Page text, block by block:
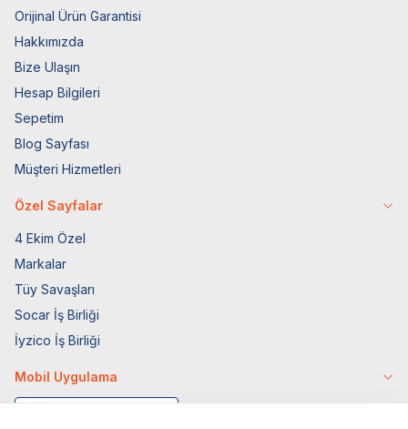
Orijinal Ürün Garantisi
Hakkımızda
Bize Ulaşın
Hesap Bilgileri
Sepetim
Blog Sayfası
Müşteri Hizmetleri
Özel Sayfalar
4 Ekim Özel
Markalar
Tüy Savaşları
Socar İş Birliği
İyzico İş Birliği
Mobil Uygulama